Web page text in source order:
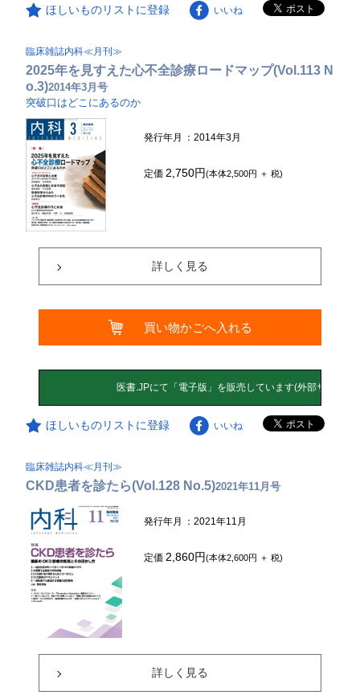
ほしいものリストに登録 いいね
臨床雑誌内科≪月刊≫
2025年を見すえた心不全診療ロードマップ(Vol.113 N
o.3)2014年3月号
突破口はどこにあるのか
発行年月 ：2014年3月
定価2,750円(本体2,500円 ＋ 税)
詳しく見る
買い物かごへ入れる
ほしいものリストに登録 いいね
臨床雑誌内科≪月刊≫
CKD患者を診たら(Vol.128 No.5)2021年11月号
発行年月 ：2021年11月
定価2,860円(本体2,600円 ＋ 税)
詳しく見る